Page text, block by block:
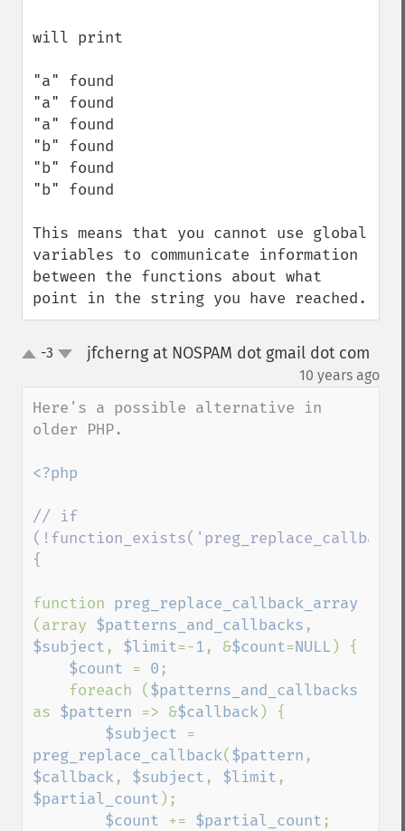
will print
"a" found
"a" found
"a" found
"b" found
"b" found
"b" found
This means that you cannot use global
variables to communicate information
between the functions about what
point in the string you have reached.
up-3 jfcherng at NOSPAM dot gmail dot com
10 years ago
Here's a possible alternative in
older PHP.
<?php
// if
{
function
(array $patterns_and_callbacks
$subject , $limit=-1 , &$count=NULL ) {
$count = 0 ;
    foreach (
as $pattern => &$callback) {
$subject
preg_replace_callback( $pattern
$callback, $subject , $limit
$partial_count );
$count += $partial_count ;